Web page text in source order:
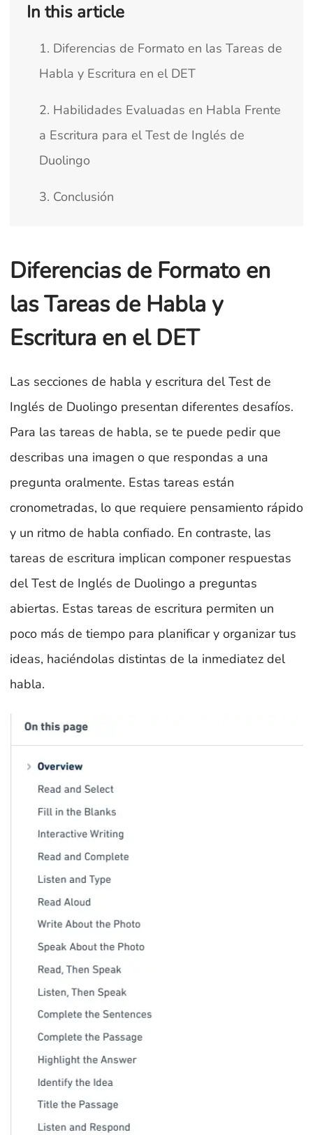
In this article
1. Diferencias de Formato en las Tareas de
Habla y Escritura en el DET
2. Habilidades Evaluadas en Habla Frente
a Escritura para el Test de Inglés de
Duolingo
3. Conclusión
Diferencias de Formato en
las Tareas de Habla y
Escritura en el DET
Las secciones de habla y escritura del Test de
Inglés de Duolingo presentan diferentes desafíos.
Para las tareas de habla, se te puede pedir que
describas una imagen o que respondas a una
pregunta oralmente. Estas tareas están
cronometradas, lo que requiere pensamiento rápido
y un ritmo de habla confiado. En contraste, las
tareas de escritura implican componer respuestas
del Test de Inglés de Duolingo a preguntas
abiertas. Estas tareas de escritura permiten un
poco más de tiempo para planificar y organizar tus
ideas, haciéndolas distintas de la inmediatez del
habla.